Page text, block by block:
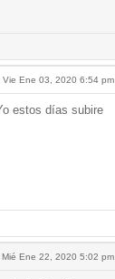
Vie Ene 03, 2020 6:54 pm
estos días subire
Ene 22, 2020 5:02 pm